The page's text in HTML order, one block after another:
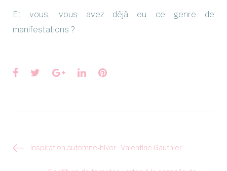
Et vous, vous avez déjà eu ce genre de
manifestations ?
Facebook
TwitterGoogle+
LinkedInPinterest
Navigation
de
Inspiration automne-hiver : Valentine Gauthier